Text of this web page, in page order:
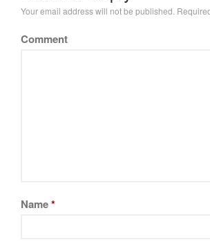
Your email address will not be published.
Comment
Name*